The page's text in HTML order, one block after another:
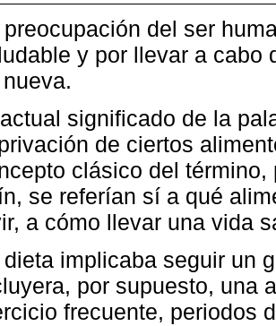
preocupación del ser
y por llevar a cabo
significado de la
de ciertos
clásico del término,
se referían sí a qué
a cómo llevar una vida
dieta implicaba seguir un
por supuesto, una
frecuente, periodos